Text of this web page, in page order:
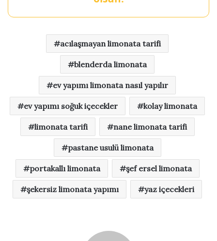
acılaşmayan limonata tarifi
blenderda limonata
ev yapımı limonata nasıl yapılır
ev yapımı soğuk içecekler kolay limonata
limonata tarifi nane limonata tarifi
pastane usulü limonata
portakallı limonata şef ersel limonata
şekersiz limonata yapımı yaz içecekleri